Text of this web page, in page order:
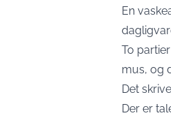
En
To
mus, og
Det
Der er